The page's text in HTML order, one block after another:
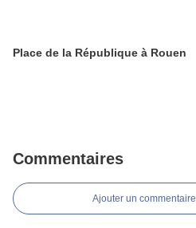
Place de la République à Rouen
Commentaires
Ajouter un commentaire